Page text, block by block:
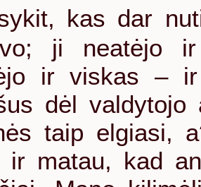
kas dar
ji neatėjo
ir viskas –
dėl valdytojo
taip elgiasi,
ir matau, kad